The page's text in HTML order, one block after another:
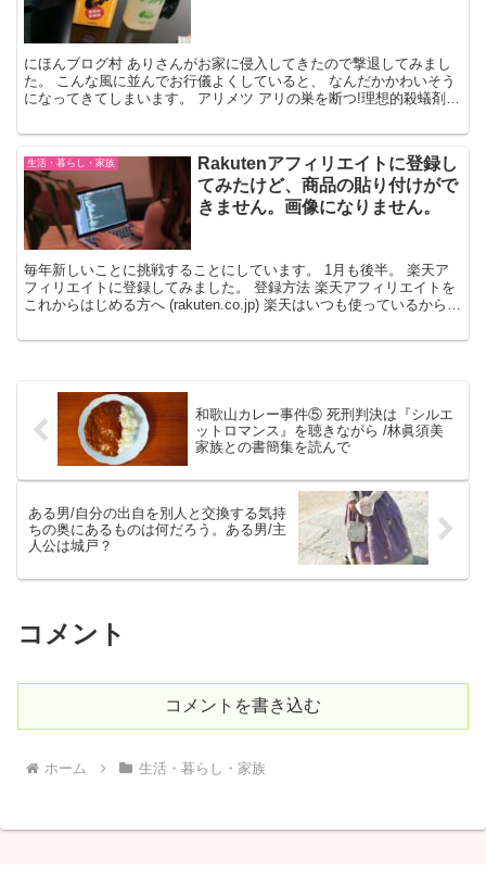
にほんブログ村 ありさんがお家に侵入してきたので撃退してみまし
た。 こんな風に並んでお行儀よくしていると、 なんだかかわいそう
になってきてしまいます。 アリメツ アリの巣を断つ!理想的殺蟻剤で
生活・暮らし・家族
Rakutenアフィリエイトに登録し
てみたけど、商品の貼り付けがで
きません。画像になりません。
毎年新しいことに挑戦することにしています。 1月も後半。 楽天ア
フィリエイトに登録してみました。 登録方法 楽天アフィリエイトを
これからはじめる方へ (rakuten.co.jp) 楽天はいつも使っているから、
和歌山カレー事件⑤ 死刑判決は『シルエ
ットロマンス』を聴きながら /林眞須美
家族との書簡集を読んで
ある男/自分の出自を別人と交換する気持
ちの奥にあるものは何だろう。ある男/主
人公は城戸？
コメント
コメントを書き込む
ホーム 生活・暮らし・家族